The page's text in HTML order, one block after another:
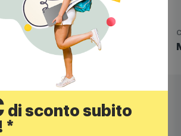
7205236
4,99€
CONSIGLIATO 7,99 €
di sconto subito
*